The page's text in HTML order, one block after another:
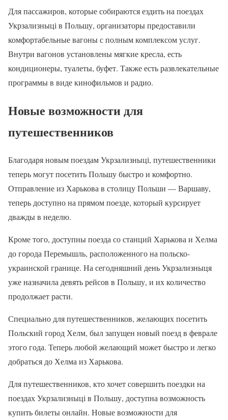
Для пассажиров, которые собираются ездить на поездах
Укрзализныці в Польшу, организаторы предоставили
комфортабельные вагоны с полным комплексом услуг.
Внутри вагонов установлены мягкие кресла, есть
кондиционеры, туалеты, буфет. Также есть развлекательные
программы в виде кинофильмов и радио.
Новые возможности для
путешественников
Благодаря новым поездам Укрзализныці, путешественники
теперь могут посетить Польшу быстро и комфортно.
Отправление из Харькова в столицу Польши — Варшаву,
теперь доступно на прямом поезде, который курсирует
дважды в неделю.
Кроме того, доступны поезда со станций Харькова и Хелма
до города Перемышль, расположенного на польско-
украинской границе. На сегодняшний день Укрзализныця
уже назначила девять рейсов в Польшу, и их количество
продолжает расти.
Специально для путешественников, желающих посетить
Польский город Хелм, был запущен новый поезд в феврале
этого года. Теперь любой желающий может быстро и легко
добраться до Хелма из Харькова.
Для путешественников, кто хочет совершить поездки на
поездах Укрзализныці в Польшу, доступна возможность
купить билеты онлайн. Новые возможности для